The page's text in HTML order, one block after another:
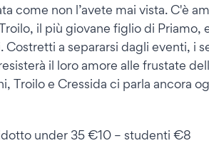
come non l’avete mai vista. C'è
il più giovane figlio di Priamo,
Costretti a separarsi dagli eventi, i
il loro amore alle frustate
Troilo e Cressida ci parla ancora
under 35 €10 – studenti €8